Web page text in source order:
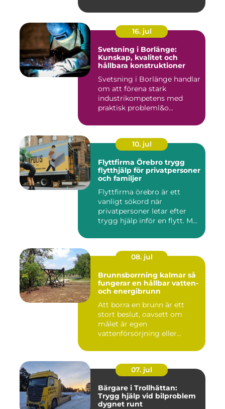
16. jul
Svetsning i Borlänge:
Kunskap, kvalitet och
hållbara konstruktioner
Svetsning i Borlänge handlar
om att förena stark
industrikompetens med
praktisk probleml&o...
10. jul
Flyttfirma Örebro trygg
flytthjälp för privatpersoner
och familjer
Flyttfirma örebro är ett
vanligt sökord när
privatpersoner letar efter
trygg hjälp inför en flytt. M...
08. jul
Brunnsborrning kalmar så
fungerar en hållbar vatten-
och energibrunn
Att borra en brunn är ett
stort beslut, oavsett om
målet är egen
vattenförsörjning eller
07. jul
Bärgare i Trollhättan:
Trygg hjälp vid bilproblem
dygnet runt